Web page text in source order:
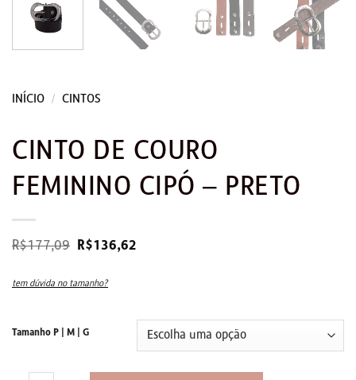
INÍCIO / CINTOS
CINTO DE COURO
FEMININO CIPÓ – PRETO
R$177,09
O
era:
R$136,62
tem dúvida no tamanho?
Tamanho P | M | G